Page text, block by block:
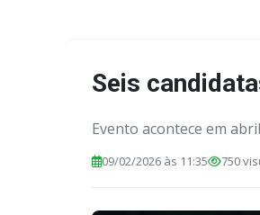
Seis
Evento acontece em
09/02/2026 às 11:35 750